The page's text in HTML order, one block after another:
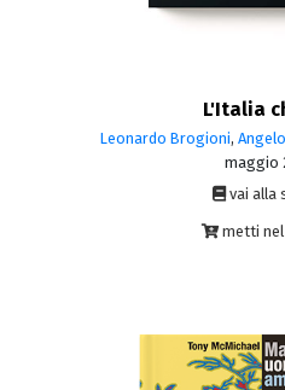
L'Italia
Leonardo Brogioni,
maggio
vai alla
metti nel